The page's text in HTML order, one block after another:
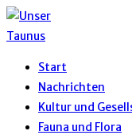
Zum
Inhalt
Start
Nachrichten
Kultur und
Fauna und Flora